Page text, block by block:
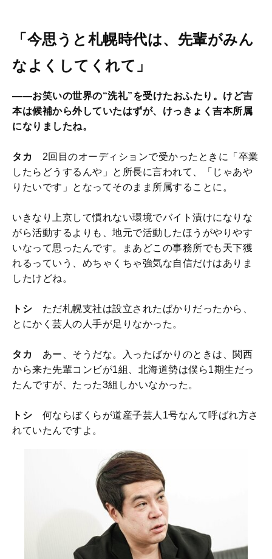
「今思うと札幌時代は、先輩がみん
なよくしてくれて」
――お笑いの世界の“洗礼”を受けたおふたり。けど吉
本は候補から外していたはずが、けっきょく吉本所属
になりましたね。
タカ 2回目のオーディションで受かったときに「卒業
したらどうするんや」と所長に言われて、「じゃあや
りたいです」となってそのまま所属することに。
いきなり上京して慣れない環境でバイト漬けになりな
がら活動するよりも、地元で活動したほうがやりやす
いなって思ったんです。まあどこの事務所でも天下獲
れるっていう、めちゃくちゃ強気な自信だけはありま
したけどね。
トシ ただ札幌支社は設立されたばかりだったから、
とにかく芸人の人手が足りなかった。
タカ あー、そうだな。入ったばかりのときは、関西
から来た先輩コンビが1組、北海道勢は僕ら1期生だっ
たんですが、たった3組しかいなかった。
トシ 何ならぼくらが道産子芸人1号なんて呼ばれ方さ
れていたんですよ。